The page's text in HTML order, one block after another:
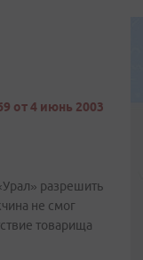
от 4 июнь 2003
разрешить
не смог
товарища